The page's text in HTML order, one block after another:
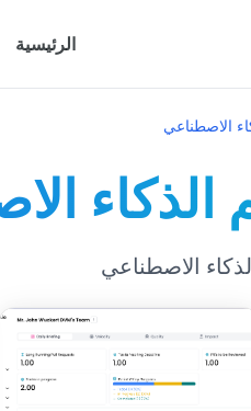
الرئيسية
الاصطناعي
الذكاء
الاصطناعي